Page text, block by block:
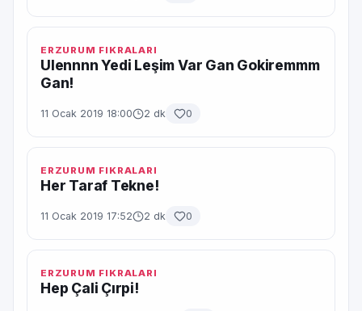
ERZURUM FIKRALARI
Ulennnn Yedi Leşim Var Gan Gokiremmm
Gan!
11 Ocak 2019 18:00 2 dk 0
ERZURUM FIKRALARI
Her Taraf Tekne!
11 Ocak 2019 17:52 2 dk 0
ERZURUM FIKRALARI
Hep Çali Çırpi!